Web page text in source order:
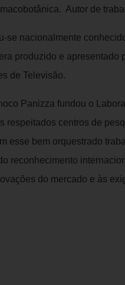
Autor de
se nacionalmente
produzido e
de Televisão.
Panizza fundou o
respeitados centros de
esse bem orquestrado
reconhecimento
do mercado e às